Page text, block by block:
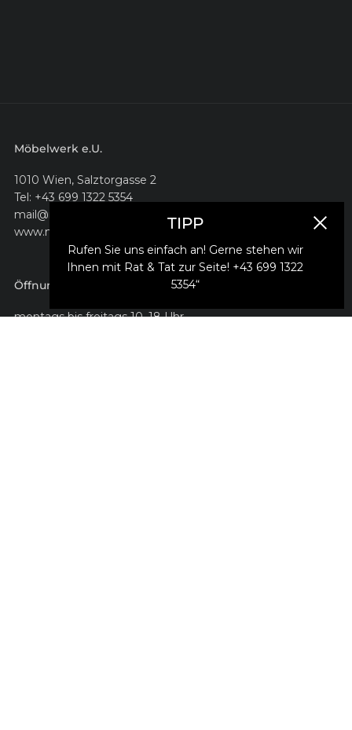
Möbelwerk e.U.
1010 Wien, Salztorgasse 2
Tel: +43 699 1322 5354
mail@moebelwerk.at
www.moebelwerk.at
Öffnungszeiten
montags bis freitags 10–18 Uhr
TIPP
Rufen Sie uns einfach an! Gerne stehen wir
Ihnen mit Rat & Tat zur Seite! +43 699 1322
5354“